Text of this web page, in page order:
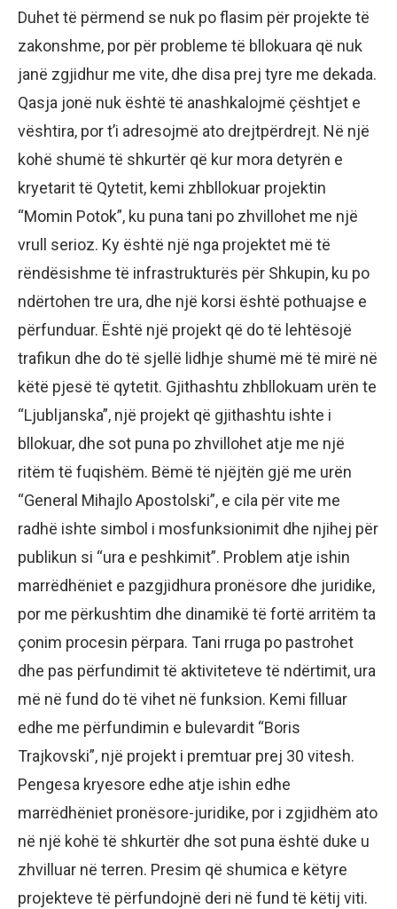
Duhet të përmend se nuk po flasim për projekte të
zakonshme, por për probleme të bllokuara që nuk
janë zgjidhur me vite, dhe disa prej tyre me dekada.
Qasja jonë nuk është të anashkalojmë çështjet e
vështira, por t’i adresojmë ato drejtpërdrejt. Në një
kohë shumë të shkurtër që kur mora detyrën e
kryetarit të Qytetit, kemi zhbllokuar projektin
“Momin Potok”, ku puna tani po zhvillohet me një
vrull serioz. Ky është një nga projektet më të
rëndësishme të infrastrukturës për Shkupin, ku po
ndërtohen tre ura, dhe një korsi është pothuajse e
përfunduar. Është një projekt që do të lehtësojë
trafikun dhe do të sjellë lidhje shumë më të mirë në
këtë pjesë të qytetit. Gjithashtu zhbllokuam urën te
“Ljubljanska”, një projekt që gjithashtu ishte i
bllokuar, dhe sot puna po zhvillohet atje me një
ritëm të fuqishëm. Bëmë të njëjtën gjë me urën
“General Mihajlo Apostolski”, e cila për vite me
radhë ishte simbol i mosfunksionimit dhe njihej për
publikun si “ura e peshkimit”. Problem atje ishin
marrëdhëniet e pazgjidhura pronësore dhe juridike,
por me përkushtim dhe dinamikë të fortë arritëm ta
çonim procesin përpara. Tani rruga po pastrohet
dhe pas përfundimit të aktiviteteve të ndërtimit, ura
më në fund do të vihet në funksion. Kemi filluar
edhe me përfundimin e bulevardit “Boris
Trajkovski”, një projekt i premtuar prej 30 vitesh.
Pengesa kryesore edhe atje ishin edhe
marrëdhëniet pronësore-juridike, por i zgjidhëm ato
në një kohë të shkurtër dhe sot puna është duke u
zhvilluar në terren. Presim që shumica e këtyre
projekteve të përfundojnë deri në fund të këtij viti.